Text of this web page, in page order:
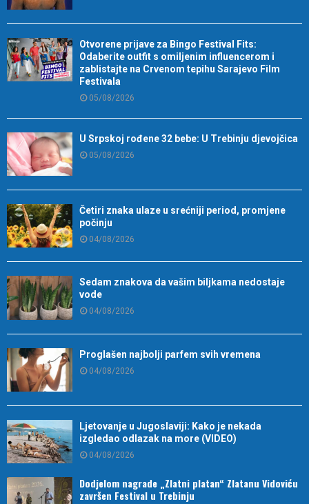
Otvorene prijave za Bingo Festival Fits:
Odaberite outfit s omiljenim influencerom i
zablistajte na Crvenom tepihu Sarajevo Film
Festivala
05/08/2026
U Srpskoj rođene 32 bebe: U Trebinju djevojčica
05/08/2026
Četiri znaka ulaze u srećniji period, promjene
počinju
04/08/2026
Sedam znakova da vašim biljkama nedostaje
vode
04/08/2026
Proglašen najbolji parfem svih vremena
04/08/2026
Ljetovanje u Jugoslaviji: Kako je nekada
izgledao odlazak na more (VIDEO)
04/08/2026
Dodjelom nagrade „Zlatni platan“ Zlatanu Vidoviću
završen Festival u Trebinju